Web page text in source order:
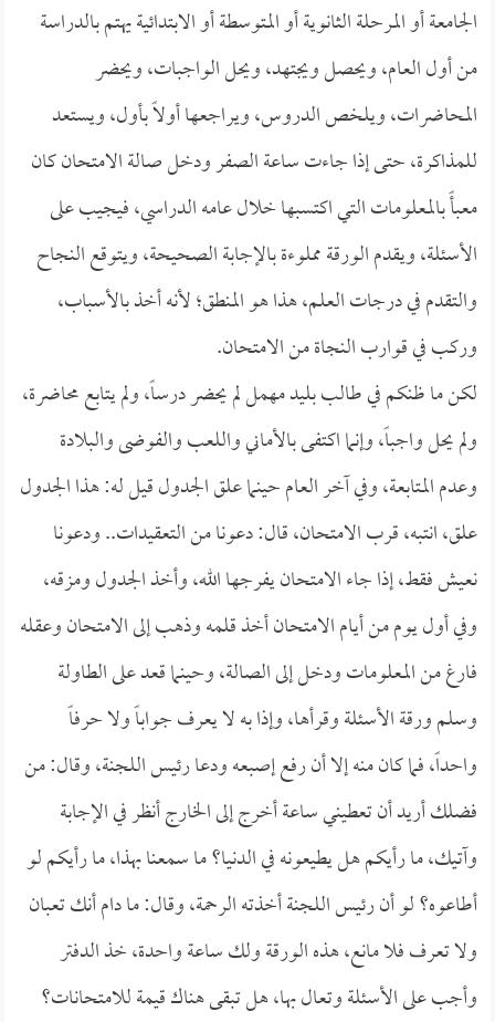
الجامعة أو المرحلة الثانوية أو المتوسطة أو الابتدائية يهتم بالدراسة
من أول العام، ويحصل ويجتهد، ويحل الواجبات، ويحضر
المحاضرات، ويلخص الدروس، ويراجعها أولاً بأول، ويستعد
للمذاكرة، حتى إذا جاءت ساعة الصفر ودخل صالة الامتحان كان
معبأً بالمعلومات التي اكتسبها خلال عامه الدراسي، فيجيب على
الأسئلة، ويقدم الورقة مملوءة بالإجابة الصحيحة، ويتوقع النجاح
والتقدم في درجات العلم، هذا هو المنطق؛ لأنه أخذ بالأسباب،
وركب في قوارب النجاة من الامتحان.
لكن ما ظنكم في طالب بليد مهمل لم يحضر درساً، ولم يتابع محاضرة،
ولم يحل واجباً، وإنما اكتفى بالأماني واللعب والفوضى والبلادة
وعدم المتابعة، وفي آخر العام حينما علق الجدول قيل له: هذا الجدول
علق، انتبه، قرب الامتحان، قال: دعونا من التعقيدات.. ودعونا
نعيش فقط، إذا جاء الامتحان يفرجها الله، وأخذ الجدول ومزقه،
وفي أول يوم من أيام الامتحان أخذ قلمه وذهب إلى الامتحان وعقله
فارغ من المعلومات ودخل إلى الصالة، وحينما قعد على الطاولة
وسلم ورقة الأسئلة وقرأها، وإذا به لا يعرف جواباً ولا حرفاً
واحداً، فما كان منه إلا أن رفع إصبعه ودعا رئيس اللجنة، وقال: من
فضلك أريد أن تعطيني ساعة أخرج إلى الخارج أنظر في الإجابة
وآتيك، ما رأيكم هل يطيعونه في الدنيا؟ ما سمعنا بهذا، ما رأيكم لو
أطاعوه؟ لو أن رئيس اللجنة أخذته الرحمة، وقال: ما دام أنك تعبان
ولا تعرف فلا مانع، هذه الورقة ولك ساعة واحدة، خذ الدفتر
وأجب على الأسئلة وتعال بها، هل تبقى هناك قيمة للامتحانات؟